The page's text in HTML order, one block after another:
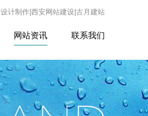
计制作|西安网站建设|古月建站
网站资讯 联系我们